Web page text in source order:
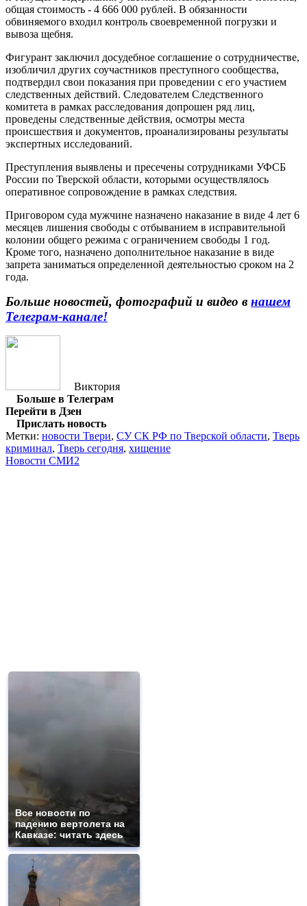
общая стоимость - 4 666 000 рублей. В обязанности
обвиняемого входил контроль своевременной погрузки и
вывоза щебня.
Фигурант заключил досудебное соглашение о сотрудничестве,
изобличил других соучастников преступного сообщества,
подтвердил свои показания при проведении с его участием
следственных действий. Следователем Следственного
комитета в рамках расследования допрошен ряд лиц,
проведены следственные действия, осмотры места
происшествия и документов, проанализированы результаты
экспертных исследований.
Преступления выявлены и пресечены сотрудниками УФСБ
России по Тверской области, которыми осуществлялось
оперативное сопровождение в рамках следствия.
Приговором суда мужчине назначено наказание в виде 4 лет 6
месяцев лишения свободы с отбыванием в исправительной
колонии общего режима с ограничением свободы 1 год.
Кроме того, назначено дополнительное наказание в виде
запрета заниматься определенной деятельностью сроком на 2
года.
Больше новостей, фотографий и видео в нашем
Телеграм-канале!
Виктория
Больше в Телеграм
Перейти в Дзен
Прислать новость
Метки: новости Твери, СУ СК РФ по Тверской области, Тверь
криминал, Тверь сегодня, хищение
Новости СМИ2
Все новости по
падению вертолета на
Кавказе: читать здесь